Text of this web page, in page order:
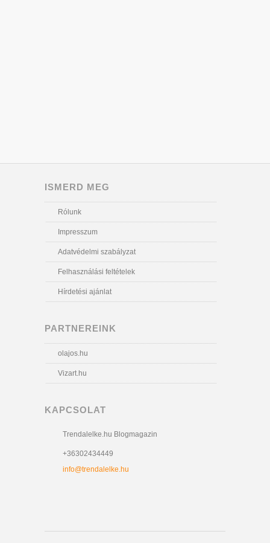
ISMERD MEG
Rólunk
Impresszum
Adatvédelmi szabályzat
Felhasználási feltételek
Hírdetési ajánlat
PARTNEREINK
olajos.hu
Vizart.hu
KAPCSOLAT
Trendalelke.hu Blogmagazin
+36302434449
info@trendalelke.hu